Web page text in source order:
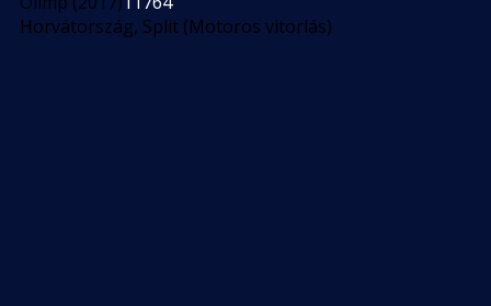
Horvátország, Split (Motoros vitorlás)